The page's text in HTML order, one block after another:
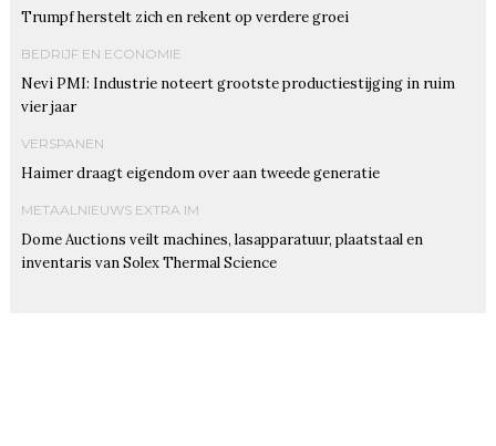
Trumpf herstelt zich en rekent op verdere groei
BEDRIJF EN ECONOMIE
Nevi PMI: Industrie noteert grootste productiestijging in ruim
vier jaar
VERSPANEN
Haimer draagt eigendom over aan tweede generatie
METAALNIEUWS EXTRA IM
Dome Auctions veilt machines, lasapparatuur, plaatstaal en
inventaris van Solex Thermal Science